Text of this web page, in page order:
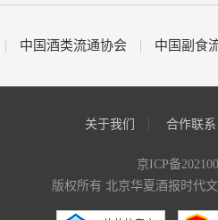
中国酒类流通协会 中国副食
关于我们 合作联系
京ICP备
版权所有 北京华夏酒报时代文